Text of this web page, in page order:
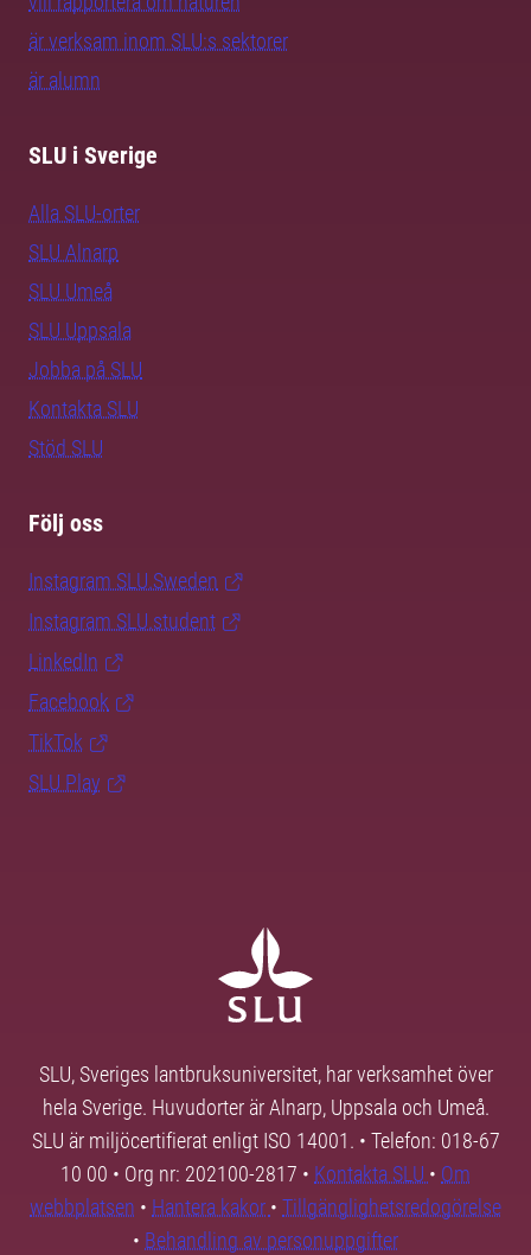
är verksam inom SLU:s sektorer
är alumn
SLU i Sverige
Alla SLU-orter
SLU Alnarp
SLU Umeå
SLU Uppsala
Jobba på SLU
Kontakta SLU
Stöd SLU
Följ oss
Instagram SLU.Sweden
Instagram SLU.student
LinkedIn
Facebook
TikTok
SLU Play
SLU, Sveriges lantbruksuniversitet, har verksamhet över
hela Sverige. Huvudorter är Alnarp, Uppsala och Umeå.
SLU är miljöcertifierat enligt ISO 14001. • Telefon: 018-67
10 00 • Org nr: 202100-2817 • Kontakta SLU • Om
webbplatsen • Hantera kakor • Tillgänglighetsredogörelse
• Behandling av personuppgifter